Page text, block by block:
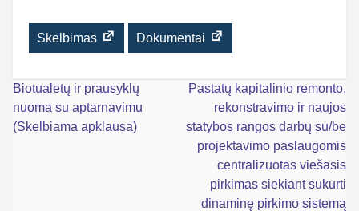
Skelbimas Dokumentai
Navigacija
tarp
Biotualetų ir prausyklų
nuoma su aptarnavimu
(Skelbiama apklausa)
Pastatų kapitalinio remonto,
rekonstravimo ir naujos
statybos rangos darbų su/be
projektavimo paslaugomis
centralizuotas viešasis
pirkimas siekiant sukurti
dinaminę pirkimo sistemą